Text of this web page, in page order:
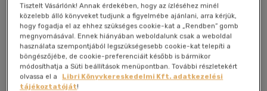
Kívánságlistához adom Megosztom
Tisztelt Vásárlónk! Annak érdekében, hogy az ízléséhez minél
közelebb álló könyveket tudjunk a figyelmébe ajánlani, arra kérjük,
hogy fogadja el az ehhez szükséges cookie-kat a „Rendben” gomb
megnyomásával. Ennek hiányában weboldalunk csak a weboldal
használata szempontjából legszükségesebb cookie-kat telepíti a
böngészőjébe, de cookie-preferenciáit később is bármikor
módosíthatja a Süti beállítások menüpontban. További részletekért
olvassa el a
Libri Könyvkereskedelmi Kft. adatkezelési
tájékoztatóját!